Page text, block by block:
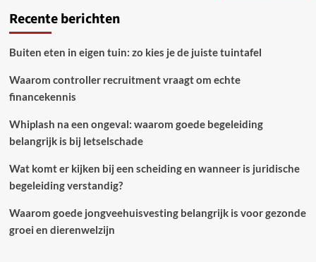
Recente berichten
Buiten eten in eigen tuin: zo kies je de juiste tuintafel
Waarom controller recruitment vraagt om echte
financekennis
Whiplash na een ongeval: waarom goede begeleiding
belangrijk is bij letselschade
Wat komt er kijken bij een scheiding en wanneer is juridische
begeleiding verstandig?
Waarom goede jongveehuisvesting belangrijk is voor gezonde
groei en dierenwelzijn